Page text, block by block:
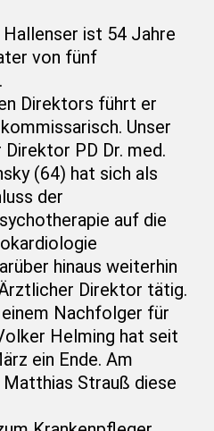
ist 54 Jahre
von fünf
Direktors führt er
Unser
PD Dr. med.
(64) hat sich als
der
auf die
hinaus weiterhin
Direktor tätig.
einem Nachfolger für
Helming hat seit
ein Ende. Am
Matthias Strauß diese